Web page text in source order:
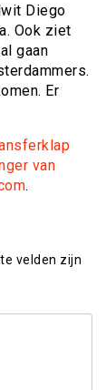
Diego
Ook ziet
gaan
Er
van
.
velden zijn